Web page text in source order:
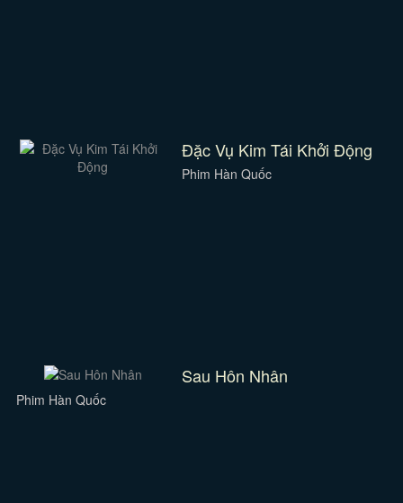
Đặc Vụ Kim Tái Khởi Động
Phim Hàn Quốc
Sau Hôn Nhân
Phim Hàn Quốc